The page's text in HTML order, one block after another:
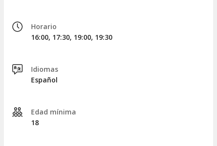
Horario
16:00, 17:30, 19:00, 19:30
Idiomas
Español
Edad mínima
18